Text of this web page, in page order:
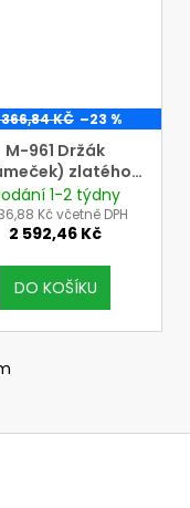
KČ –23 %
M-961 Držák
zlatého
pro náhlavní
(přilby) 3M řady
M
1-2 týdny
Kč včetně DPH
2 592,46 Kč
DO KOŠÍKU